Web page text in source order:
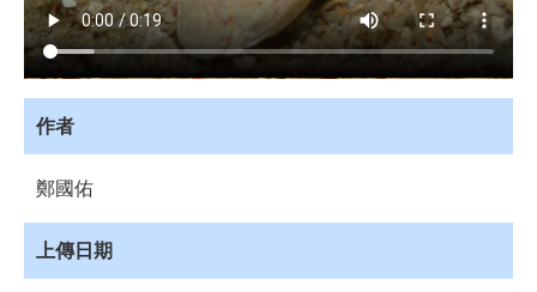
息
發
布
詢
服
務
員
專
作者
鄭國佑
上傳日期